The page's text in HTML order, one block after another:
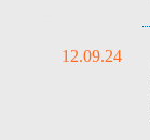
12.09.24